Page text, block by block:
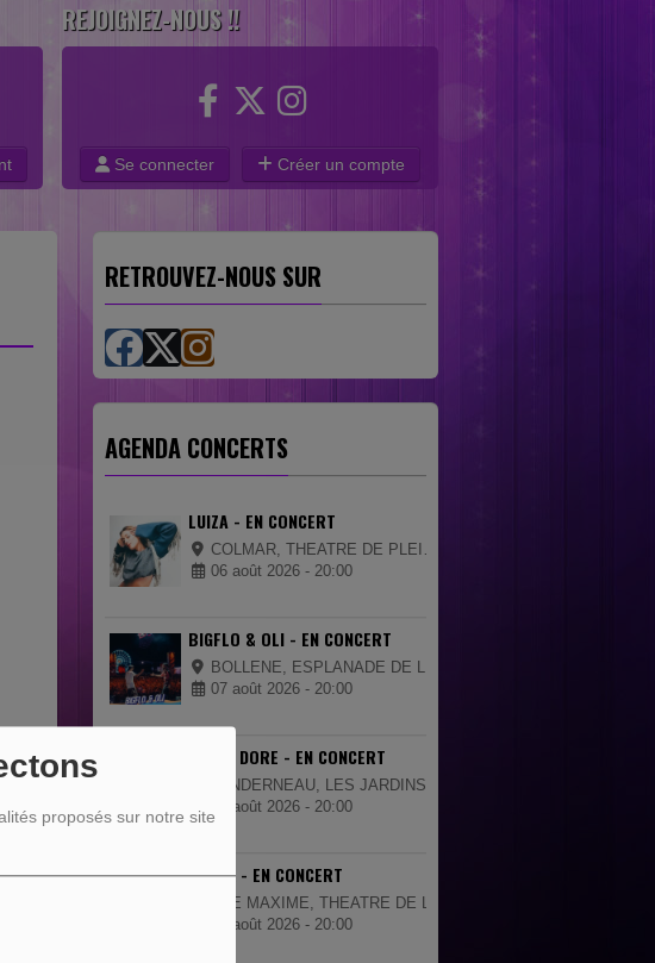
proposés sur notre site
REJOIGNEZ-NOUS !!
Se connecter Créer un compte
RETROUVEZ-NOUS SUR
AGENDA CONCERTS
LUIZA - EN CONCERT
COLMAR, THEATRE DE PLEIN AIR - PARC EXPO
06 août 2026 - 20:00
BIGFLO & OLI - EN CONCERT
BOLLENE, ESPLANADE DE LA CIGALIERE
07 août 2026 - 20:00
JULIEN DORE - EN CONCERT
LANDERNEAU, LES JARDINS DE LA PALUD
08 août 2026 - 20:00
TRINIX - EN CONCERT
STE MAXIME, THEATRE DE LA MER
08 août 2026 - 20:00